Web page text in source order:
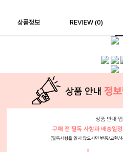
상품정보 REVIEW (0)